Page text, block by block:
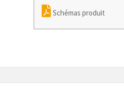
Schémas produit